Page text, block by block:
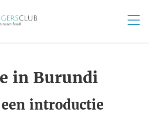
in Burundi
introductie